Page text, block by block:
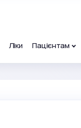
Ліки Пацієнтам